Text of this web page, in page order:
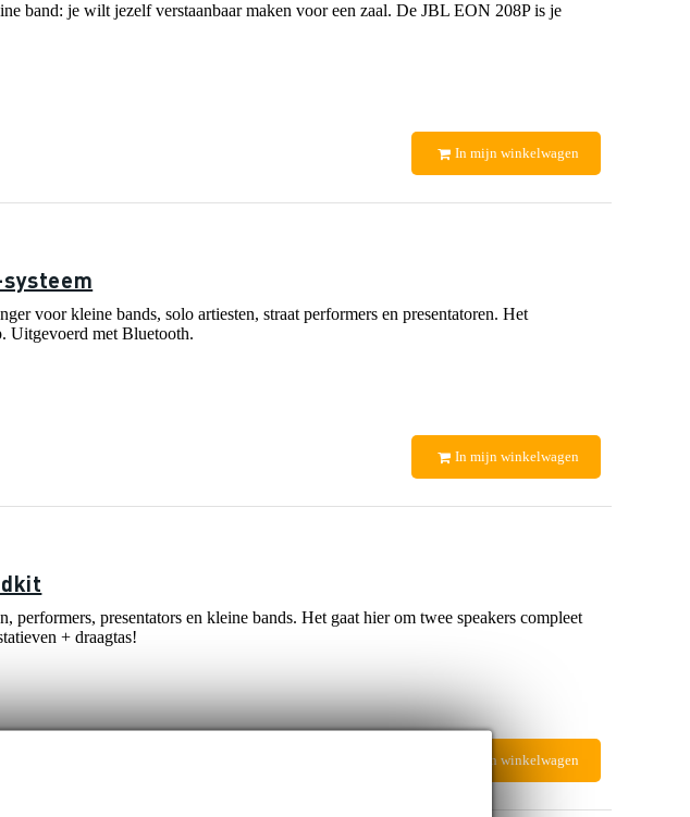
band: je wilt jezelf verstaanbaar maken voor een zaal. De JBL EON 208P is je
In mijn winkelwagen
voor kleine bands, solo artiesten, straat performers en presentatoren. Het
Uitgevoerd met Bluetooth.
In mijn winkelwagen
performers, presentators en kleine bands. Het gaat hier om twee speakers compleet
+ draagtas!
In mijn winkelwagen